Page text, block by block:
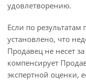
удовлетворению.
Если по результатам
установлено, что
Продавец не несет
компенсирует
экспертной оценки,